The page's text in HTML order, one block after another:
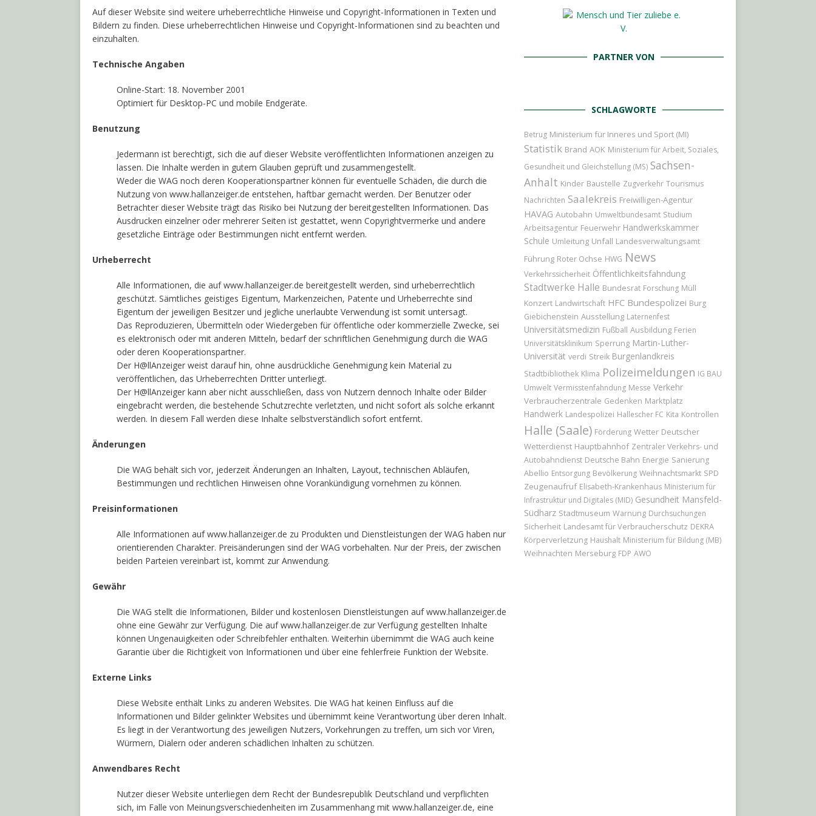
Auf dieser Website sind weitere urheberrechtliche Hinweise und Copyright-Informationen in Texten und
Bildern zu finden. Diese urheberrechtlichen Hinweise und Copyright-Informationen sind zu beachten und
einzuhalten.
Technische Angaben
Online-Start: 18. November 2001
Optimiert für Desktop-PC und mobile Endgeräte.
Benutzung
Jedermann ist berechtigt, sich die auf dieser Website veröffentlichten Informationen anzeigen zu
lassen. Die Inhalte werden in gutem Glauben geprüft und zusammengestellt.
Weder die WAG noch deren Kooperationspartner können für eventuelle Schäden, die durch die
Nutzung von www.hallanzeiger.de entstehen, haftbar gemacht werden. Der Benutzer oder
Betrachter dieser Website trägt das Risiko bei Nutzung der bereitgestellten Informationen. Das
Ausdrucken einzelner oder mehrerer Seiten ist gestattet, wenn Copyrightvermerke und andere
gesetzliche Einträge oder Bestimmungen nicht entfernt werden.
Urheberrecht
Alle Informationen, die auf www.hallanzeiger.de bereitgestellt werden, sind urheberrechtlich
geschützt. Sämtliches geistiges Eigentum, Markenzeichen, Patente und Urheberrechte sind
Eigentum der jeweiligen Besitzer und jegliche unerlaubte Verwendung ist somit untersagt.
Das Reproduzieren, Übermitteln oder Wiedergeben für öffentliche oder kommerzielle Zwecke, sei
es elektronisch oder mit anderen Mitteln, bedarf der schriftlichen Genehmigung durch die WAG
oder deren Kooperationspartner.
Der H@llAnzeiger weist darauf hin, ohne ausdrückliche Genehmigung kein Material zu
veröffentlichen, das Urheberrechten Dritter unterliegt.
Der H@llAnzeiger kann aber nicht ausschließen, dass von Nutzern dennoch Inhalte oder Bilder
eingebracht werden, die bestehende Schutzrechte verletzten, und nicht sofort als solche erkannt
werden. In diesem Fall werden diese Inhalte selbstverständlich sofort entfernt.
Änderungen
Die WAG behält sich vor, jederzeit Änderungen an Inhalten, Layout, technischen Abläufen,
Bestimmungen und rechtlichen Hinweisen ohne Vorankündigung vornehmen zu können.
Preisinformationen
Alle Informationen auf www.hallanzeiger.de zu Produkten und Dienstleistungen der WAG haben nur
orientierenden Charakter. Preisänderungen sind der WAG vorbehalten. Nur der Preis, der zwischen
beiden Parteien vereinbart ist, kommt zur Anwendung.
Gewähr
Die WAG stellt die Informationen, Bilder und kostenlosen Dienstleistungen auf www.hallanzeiger.de
ohne eine Gewähr zur Verfügung. Die auf www.hallanzeiger.de zur Verfügung gestellten Inhalte
können Ungenauigkeiten oder Schreibfehler enthalten. Weiterhin übernimmt die WAG auch keine
Garantie über die Richtigkeit von Informationen und über eine fehlerfreie Funktion der Website.
Externe Links
Diese Website enthält Links zu anderen Websites. Die WAG hat keinen Einfluss auf die
Informationen und Bilder gelinkter Websites und übernimmt keine Verantwortung über deren Inhalt.
Es liegt in der Verantwortung des jeweiligen Nutzers, Vorkehrungen zu treffen, um sich vor Viren,
Würmern, Dialern oder anderen schädlichen Inhalten zu schützen.
Anwendbares Recht
Nutzer dieser Website unterliegen dem Recht der Bundesrepublik Deutschland und verpflichten
sich, im Falle von Meinungsverschiedenheiten im Zusammenhang mit www.hallanzeiger.de, eine
PARTNER VON
SCHLAGWORTE
Betrug Ministerium für Inneres und Sport (MI)
Statistik Brand AOK Ministerium für Arbeit, Soziales,
Gesundheit und Gleichstellung (MS) Sachsen-
Anhalt Kinder Baustelle Zugverkehr Tourismus
Nachrichten Saalekreis Freiwilligen-Agentur
HAVAG Autobahn Umweltbundesamt Studium
Arbeitsagentur Feuerwehr Handwerkskammer
Schule Umleitung Unfall Landesverwaltungsamt
Führung Roter Ochse HWG News
Verkehrssicherheit Öffentlichkeitsfahndung
Stadtwerke Halle Bundesrat Forschung Müll
Konzert Landwirtschaft HFC Bundespolizei Burg
Giebichenstein Ausstellung Laternenfest
Universitätsmedizin Fußball Ausbildung Ferien
Universitätsklinikum Sperrung Martin-Luther-
Universität verdi Streik Burgenlandkreis
Stadtbibliothek Klima Polizeimeldungen IG BAU
Umwelt Vermisstenfahndung Messe Verkehr
Verbraucherzentrale Gedenken Marktplatz
Handwerk Landespolizei Hallescher FC Kita Kontrollen
Halle (Saale) Förderung Wetter Deutscher
Wetterdienst Hauptbahnhof Zentraler Verkehrs- und
Autobahndienst Deutsche Bahn Energie Sanierung
Abellio Entsorgung Bevölkerung Weihnachtsmarkt SPD
Zeugenaufruf Elisabeth-Krankenhaus Ministerium für
Infrastruktur und Digitales (MID) Gesundheit Mansfeld-
Südharz Stadtmuseum Warnung Durchsuchungen
Sicherheit Landesamt für Verbraucherschutz DEKRA
Körperverletzung Haushalt Ministerium für Bildung (MB)
Weihnachten Merseburg FDP AWO